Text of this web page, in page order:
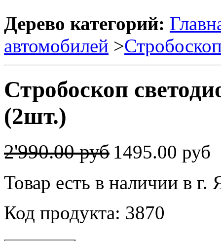
Дерево категорий:
автомобилей >
Стробоскоп
(2шт.)
2'990.00 руб 1495.00 руб
Товар есть в наличии в г.
Код продукта: 3870